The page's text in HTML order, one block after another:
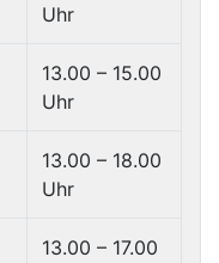
Uhr
13.00 – 15.00
Uhr
13.00 – 18.00
Uhr
13.00 – 17.00